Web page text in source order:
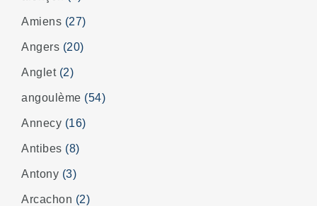
Amiens (27)
Angers (20)
Anglet (2)
angoulème (54)
Annecy (16)
Antibes (8)
Antony (3)
Arcachon (2)